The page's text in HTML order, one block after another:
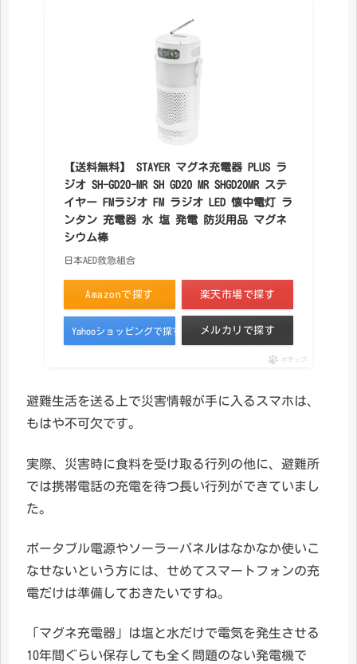
【送料無料】 STAYER マグネ充電器 PLUS ラ
ジオ SH-GD20-MR SH GD20 MR SHGD20MR ステ
イヤー FMラジオ FM ラジオ LED 懐中電灯 ラ
ンタン 充電器 水 塩 発電 防災用品 マグネ
シウム棒
日本AED救急組合
Amazonで探す 楽天市場で探す
Yahooショッピングで探す メルカリで探す
ポチップ
避難生活を送る上で災害情報が手に入るスマホは、
もはや不可欠です。
実際、災害時に食料を受け取る行列の他に、避難所
では携帯電話の充電を待つ長い行列ができていまし
た。
ポータブル電源やソーラーパネルはなかなか使いこ
なせないという方には、せめてスマートフォンの充
電だけは準備しておきたいですね。
「マグネ充電器」は塩と水だけで電気を発生させる
10年間ぐらい保存しても全く問題のない発電機で